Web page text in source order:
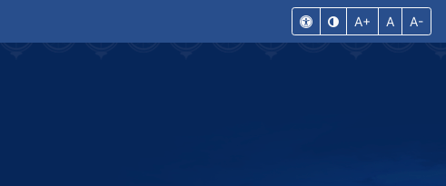
A+ A A-